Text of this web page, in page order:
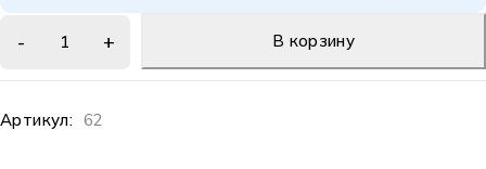
В корзину
Артикул: 62